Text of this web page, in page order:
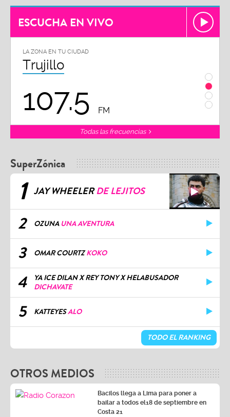
ESCUCHA EN VIVO
LA ZONA EN TU CIUDAD
Chiclayo
102.3 FM
Todas las frecuencias
SuperZónica
1 JAY WHEELERDE LEJITOS
2 OZUNA UNA AVENTURA
3 OMAR COURTZKOKO
4
YA ICE DILAN X REY TONY X HELABUSADOR
DICHAVATE
5 KATTEYESALO
TODO EL RANKING
OTROS MEDIOS
Bacilos llega a Lima para poner a
bailar a todos el18 de septiembre en
Costa 21